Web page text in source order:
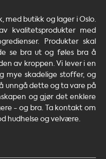
med butikk og lager i Oslo.
kvalitetsprodukter med
Produkter skal
se bra ut og føles bra å
av kroppen. Vi lever i en
mye skadelige stoffer, og
unngå dette og ta vare på
og gjør det enklere
- og bra. Ta kontakt om
hudhelse og velvære.